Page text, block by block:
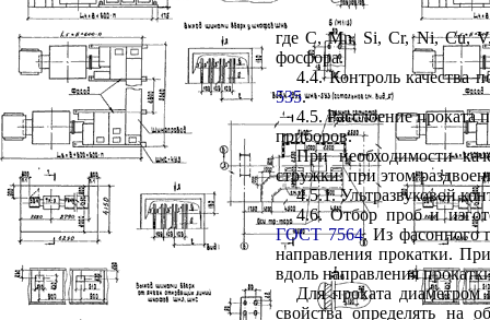
где С, Mn, Si, Cr, Ni, Cu,
фосфора.
4.4. Контроль качества
535.
4.5. Расслоение проката
приборов.
При необходимости
стружки: при этом
4.5.1. Ультразвуковой
4.6. Отбор проб и
ГОСТ 7564. Из фасонного
направления прокатки.
вдоль направления
Для проката диаметром
свойства определять на